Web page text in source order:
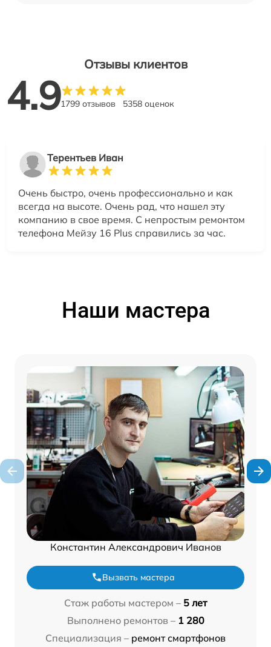
Отзывы клиентов
4.91799 отзывов 5358 оценок
Терентьев Иван
Очень быстро, очень профессионально и как
всегда на высоте. Очень рад, что нашел эту
компанию в свое время. С непростым ремонтом
телефона Мейзу 16 Plus справились за час.
Наши мастера
Константин Александрович Иванов
Вызвать мастера
Стаж работы мастером – 5 лет
Выполнено ремонтов – 1 280
Специализация – ремонт смартфонов